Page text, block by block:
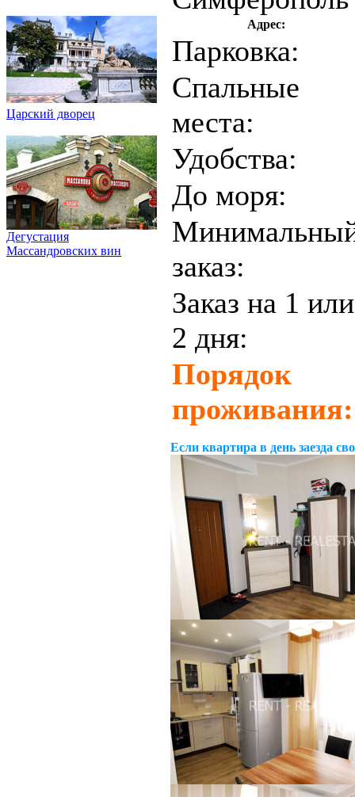
Царский дворец
Дегустация
Массандровских вин
Адрес:
Парковка:
Спальные
места:
Удобства:
До моря:
заказ:
Заказ на 1 или
2 дня:
Порядок
проживания:
Если квартира в день заезда